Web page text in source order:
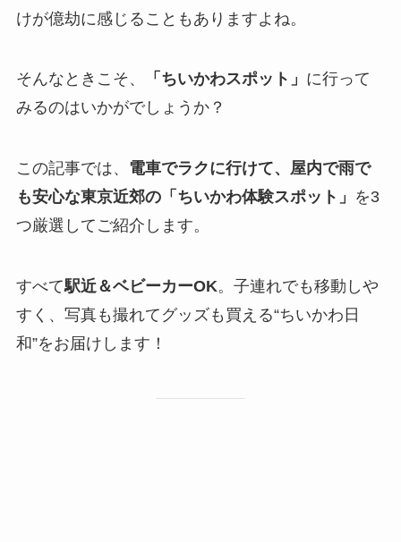
けが億劫に感じることもありますよね。
そんなときこそ、 「ちいかわスポット」 に行って
みるのはいかがでしょうか？
この記事では、 電車でラクに行けて、屋内で雨で
も安心な東京近郊の「ちいかわ体験スポット」 を3
つ厳選してご紹介します。
すべて駅近＆ベビーカーOK。子連れでも移動しや
すく、写真も撮れてグッズも買える“ちいかわ日
和”をお届けします！